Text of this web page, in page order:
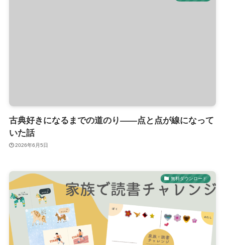
古典好きになるまでの道のり——点と点が線になって
いた話
2026年6月5日
無料ダウンロード